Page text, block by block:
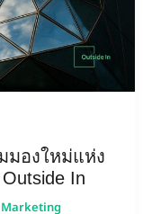
มองใหม่แห่ง
In
Marketing